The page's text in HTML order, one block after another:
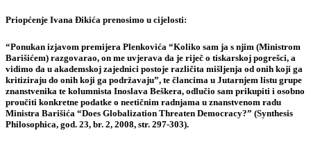
Priopćenje Ivana Đikića prenosimo u cijelosti:
“Ponukan izjavom premijera Plenkovića “Koliko sam ja s njim (Ministrom
Barišićem) razgovarao, on me uvjerava da je riječ o tiskarskoj pogrešci, a
vidimo da u akademskoj zajednici postoje različita mišljenja od onih koji ga
kritiziraju do onih koji ga podržavaju”, te člancima u Jutarnjem listu grupe
znanstvenika te kolumnista Inoslava Beškera, odlučio sam prikupiti i osobno
proučiti konkretne podatke o neetičnim radnjama u znanstvenom radu
Ministra Barišića “Does Globalization Threaten Democracy?” (Synthesis
Philosophica, god. 23, br. 2, 2008, str. 297-303).